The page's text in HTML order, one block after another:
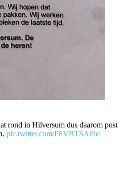
rond in Hilversum dus daarom post
pic.twitter.com/P8VBTSAr3o